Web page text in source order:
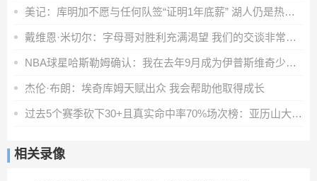
美记：库明加不愿与任何队签“证明1年底薪” 湖人仍是热门下家
戴维恩·米切尔：字母哥对胜利充满渴望 我们的交谈非常融洽
NBA球星哈斯勒姆确认：我在去年9月成为伊普斯维奇少数股东
杰伦·布朗：埃奇库姆天赋出众 我会帮助他取得成长
过去5个赛季砍下30+且真实命中率70%场次榜：亚历山大第一
相关录像